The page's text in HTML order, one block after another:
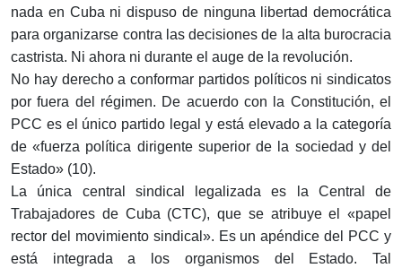
nada en Cuba ni dispuso de ninguna libertad democrática
para organizarse contra las decisiones de la alta burocracia
castrista. Ni ahora ni durante el auge de la revolución.
No hay derecho a conformar partidos políticos ni sindicatos
por fuera del régimen. De acuerdo con la Constitución, el
PCC es el único partido legal y está elevado a la categoría
de «fuerza política dirigente superior de la sociedad y del
Estado» (10).
La única central sindical legalizada es la Central de
Trabajadores de Cuba (CTC), que se atribuye el «papel
rector del movimiento sindical». Es un apéndice del PCC y
está integrada a los organismos del Estado. Tal